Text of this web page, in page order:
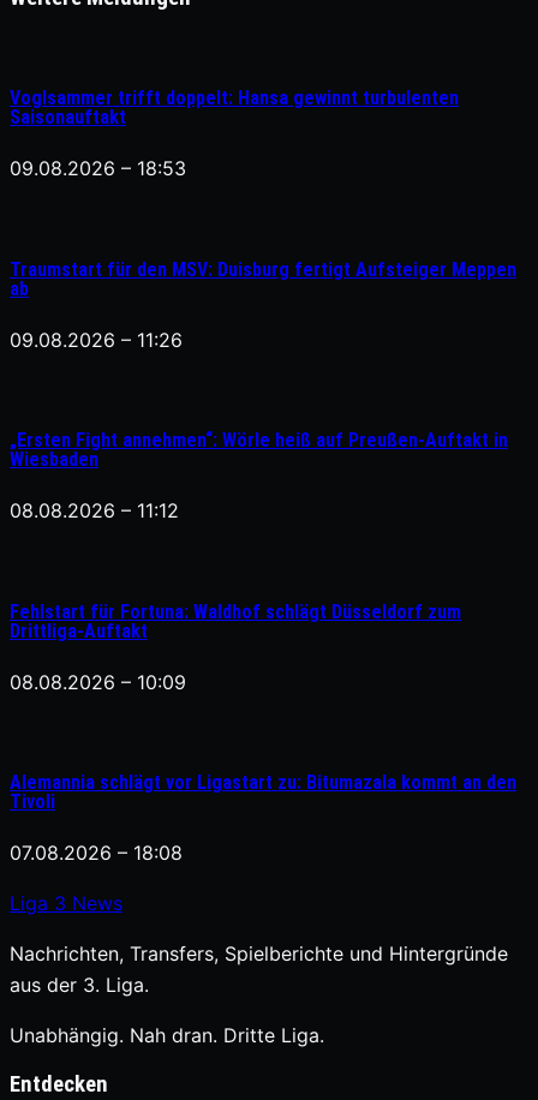
Voglsammer trifft doppelt: Hansa gewinnt turbulenten
Saisonauftakt
09.08.2026 – 18:53
Traumstart für den MSV: Duisburg fertigt Aufsteiger Meppen
ab
09.08.2026 – 11:26
„Ersten Fight annehmen“: Wörle heiß auf Preußen-Auftakt in
Wiesbaden
08.08.2026 – 11:12
Fehlstart für Fortuna: Waldhof schlägt Düsseldorf zum
Drittliga-Auftakt
08.08.2026 – 10:09
Alemannia schlägt vor Ligastart zu: Bitumazala kommt an den
Tivoli
07.08.2026 – 18:08
Liga 3 News
Nachrichten, Transfers, Spielberichte und Hintergründe
aus der 3. Liga.
Unabhängig. Nah dran. Dritte Liga.
Entdecken